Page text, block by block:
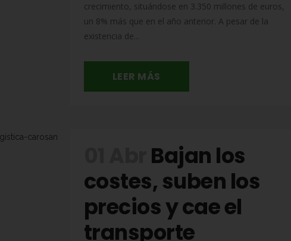
crecimiento, situándose en 3.350 millones de euros,
un 8% más que en el año anterior. A pesar de la
existencia de...
LEER MÁS
Bajan los
costes, suben los
precios y cae el
transporte